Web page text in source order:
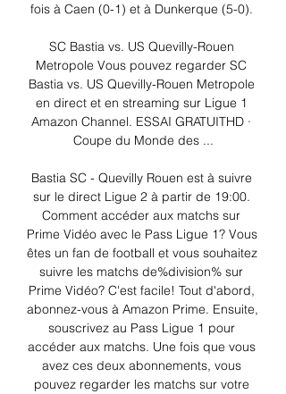
fois à Caen (0-1) et à Dunkerque (5-0).
SC Bastia vs. US Quevilly-Rouen
Metropole Vous pouvez regarder SC
Bastia vs. US Quevilly-Rouen Metropole
en direct et en streaming sur Ligue 1
Amazon Channel. ESSAI GRATUITHD ·
Coupe du Monde des ...
Bastia SC - Quevilly Rouen est à suivre
sur le direct Ligue 2 à partir de 19:00.
Comment accéder aux matchs sur
Prime Vidéo avec le Pass Ligue 1? Vous
êtes un fan de football et vous souhaitez
suivre les matchs de%division% sur
Prime Vidéo? C'est facile! Tout d'abord,
abonnez-vous à Amazon Prime. Ensuite,
souscrivez au Pass Ligue 1 pour
accéder aux matchs. Une fois que vous
avez ces deux abonnements, vous
pouvez regarder les matchs sur votre